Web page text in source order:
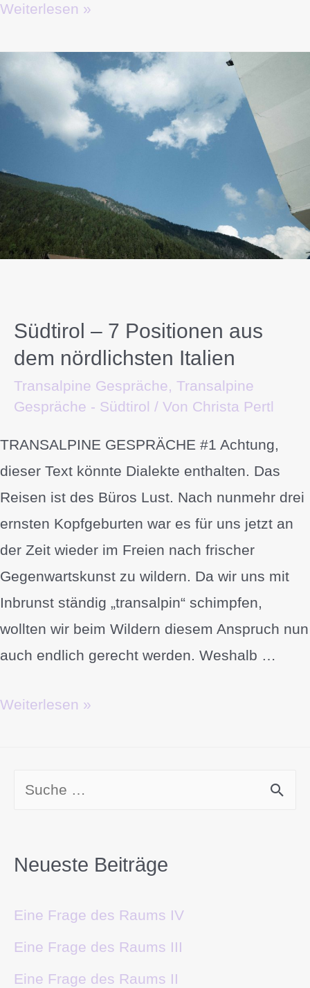
Weiterlesen »
Südtirol – 7 Positionen aus
dem nördlichsten Italien
Transalpine Gespräche, Transalpine
Gespräche - Südtirol / Von Christa Pertl
TRANSALPINE GESPRÄCHE #1 Achtung,
dieser Text könnte Dialekte enthalten. Das
Reisen ist des Büros Lust. Nach nunmehr drei
ernsten Kopfgeburten war es für uns jetzt an
der Zeit wieder im Freien nach frischer
Gegenwartskunst zu wildern. Da wir uns mit
Inbrunst ständig „transalpin“ schimpfen,
wollten wir beim Wildern diesem Anspruch nun
auch endlich gerecht werden. Weshalb …
Weiterlesen »
Neueste Beiträge
Eine Frage des Raums IV
Eine Frage des Raums III
Eine Frage des Raums II